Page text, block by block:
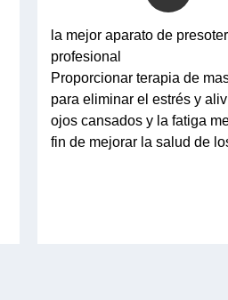
la mejor aparato de
profesional
Proporcionar terapia de
para eliminar el estrés y
ojos cansados y la fatiga
fin de mejorar la salud de